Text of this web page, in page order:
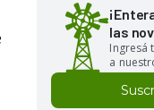
las
Ingresá
a